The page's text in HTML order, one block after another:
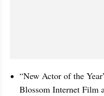
“New Actor of the
Blossom Internet Film